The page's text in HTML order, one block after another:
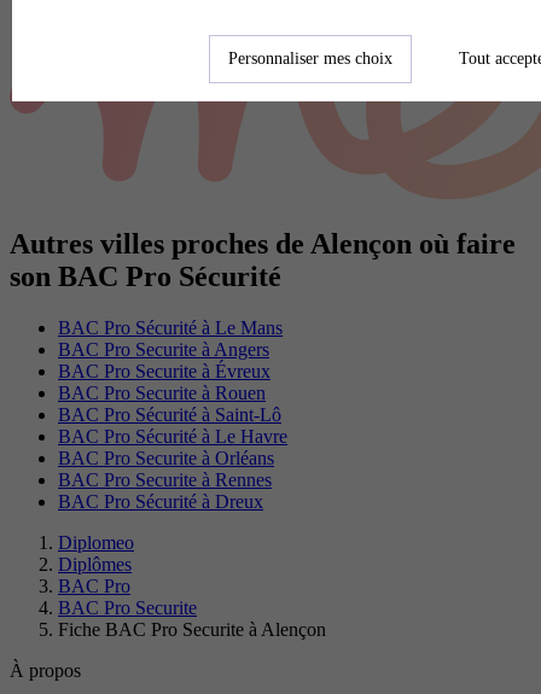
Autres villes proches de Alençon où faire
son BAC Pro Sécurité
BAC Pro Sécurité à Le Mans
BAC Pro Securite à Angers
BAC Pro Securite à Évreux
BAC Pro Securite à Rouen
BAC Pro Sécurité à Saint-Lô
BAC Pro Sécurité à Le Havre
BAC Pro Securite à Orléans
BAC Pro Securite à Rennes
BAC Pro Sécurité à Dreux
Diplomeo
Diplômes
BAC Pro
BAC Pro Securite
Fiche BAC Pro Securite à Alençon
À propos
Personnaliser mes choix Tout